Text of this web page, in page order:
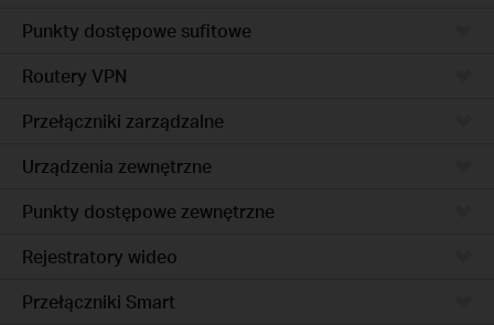
Punkty dostępowe sufitowe
Routery VPN
Przełączniki zarządzalne
Urządzenia zewnętrzne
Punkty dostępowe zewnętrzne
Rejestratory wideo
Przełączniki Smart